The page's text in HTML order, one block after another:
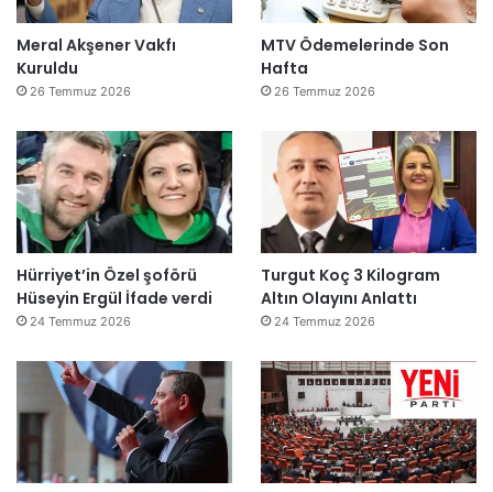
Meral Akşener Vakfı
Kuruldu
26 Temmuz 2026
MTV Ödemelerinde Son
Hafta
26 Temmuz 2026
Hürriyet’in Özel şoförü
Hüseyin Ergül İfade verdi
24 Temmuz 2026
Turgut Koç 3 Kilogram
Altın Olayını Anlattı
24 Temmuz 2026